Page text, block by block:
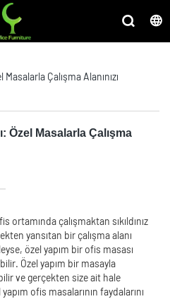
Çalışma Alanınızı
Özel Masalarla Çalışma
ortamında çalışmaktan sıkıldınız
yansıtan bir çalışma alanı
özel yapım bir ofis masası
Özel yapım bir masayla
ve gerçekten size ait hale
ofis masalarının faydalarını